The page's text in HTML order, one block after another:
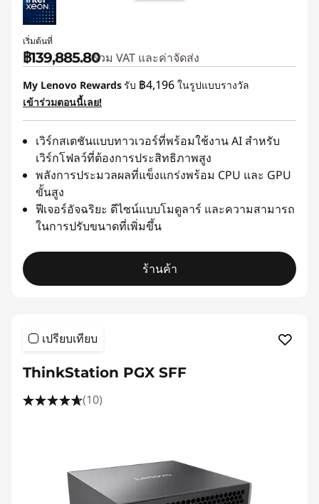
เริ่มต้นที่
฿139,885.80รวม VAT และค่าจัดส่ง
My Lenovo Rewardsรับ ฿4,196 ในรูปแบบรางวัล
เข้าร่วมตอนนี้เลย!
เวิร์กสเตชันแบบทาวเวอร์ที่พร้อมใช้งาน AI สำหรับ
เวิร์กโฟลว์ที่ต้องการประสิทธิภาพสูง
พลังการประมวลผลที่แข็งแกร่งพร้อม CPU และ GPU
ขั้นสูง
ฟีเจอร์อัจฉริยะ ดีไซน์แบบโมดูลาร์ และความสามารถ
ในการปรับขนาดที่เพิ่มขึ้น
ร้านค้า
เปรียบเทียบ
ThinkStation PGX SFF
(10)